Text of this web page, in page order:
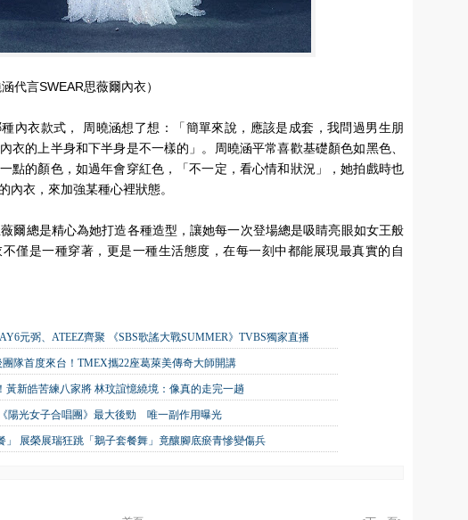
代言SWEAR思薇爾內衣）
內衣款式， 周曉涵想了想：「簡單來說，應該是成套，我問過男生朋
衣的上半身和下半身是不一樣的」。周曉涵平常喜歡基礎顏色如黑色、
點的顏色，如過年會穿紅色，「不一定，看心情和狀況」，她拍戲時也
內衣，來加強某種心裡狀態。
爾總是精心為她打造各種造型，讓她每一次登場總是吸睛亮眼如女王般
僅是一種穿著，更是一種生活態度，在每一刻中都能展現最真實的自
元弼、ATEEZ齊聚 《SBS歌謠大戰SUMMER》TVBS獨家直播
團隊首度來台！TMEX攜22座葛萊美傳奇大師開講
黃新皓苦練八家將 林玟誼憶繞境：像真的走完一趟
陽光女子合唱團》最大後勁 唯一副作用曝光
」 展榮展瑞狂跳「鵝子套餐舞」竟釀腳底瘀青慘變傷兵